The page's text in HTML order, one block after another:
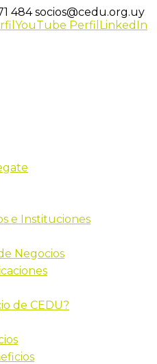
484socios@cedu.org.uy
YouTube Perfil LinkedIn
e Instituciones
Negocios
de CEDU?